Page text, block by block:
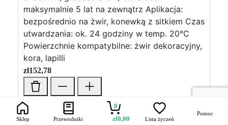
maksymalnie 5 lat na zewnątrz Aplikacja:
bezpośrednio na żwir, konewką z sitkiem Czas
utwardzania: ok. 24 godziny w temp. 20°C
Powierzchnie kompatybilne: żwir dekoracyjny,
kora, lapilli
zł152,78
Visualizza di più →
Sklep Przewodniki
0
zł0,00 Lista życzeń
Pomoc